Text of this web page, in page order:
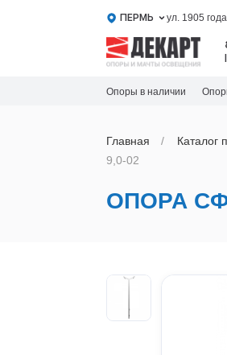
ПЕРМЬ ул. 1905
Опоры в наличии
Главная Каталог
9,0-02
ОПОРА